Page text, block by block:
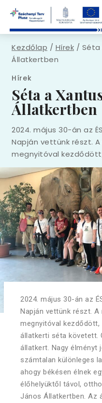
Kezdőlap / Hírek / Séta
Állatkertben
Hírek
Séta a
Állatkertben
2024. május 30-án az
Napján vettünk részt.
megnyitóval
2024. május 30-án az
Napján vettünk részt. A
megnyitóval
állatkerti séta követett.
állatkert. Nagy élményt
számtalan különleges
ahogy békésen élnek
élőhelyüktől távol,
János Állatkertben. Az